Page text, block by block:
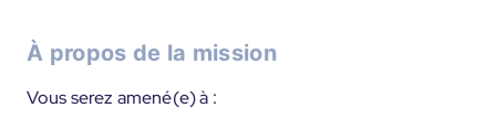
À propos de la mission
Vous serez amené(e) à :